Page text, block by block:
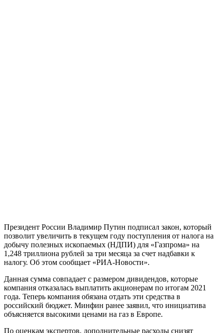
Президент России Владимир Путин подписал закон, который
позволит увеличить в текущем году поступления от налога на
добычу полезных ископаемых (НДПИ) для «Газпрома» на
1,248 триллиона рублей за три месяца за счет надбавки к
налогу. Об этом сообщает «РИА-Новости».
Данная сумма совпадает с размером дивидендов, которые
компания отказалась выплатить акционерам по итогам 2021
года. Теперь компания обязана отдать эти средства в
российский бюджет. Минфин ранее заявил, что инициатива
объясняется высокими ценами на газ в Европе.
По оценкам экспертов, дополнительные расходы снизят